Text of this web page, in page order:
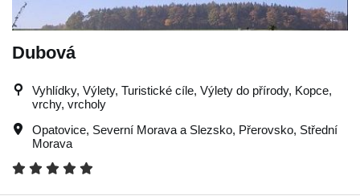
Dubová
Vyhlídky, Výlety, Turistické cíle, Výlety do přírody, Kopce,
vrchy, vrcholy
Opatovice, Severní Morava a Slezsko, Přerovsko, Střední
Morava